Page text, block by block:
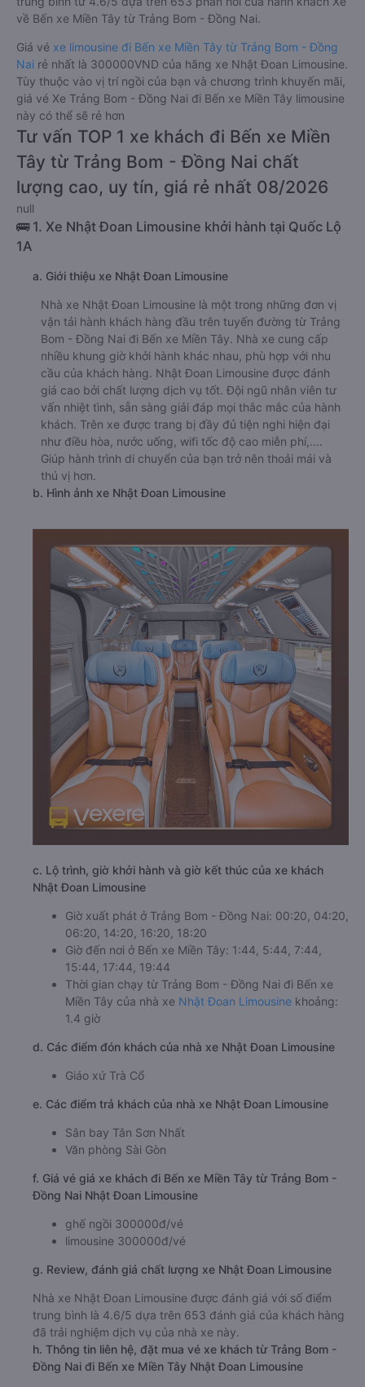
về Bến xe Miền Tây từ Trảng Bom - Đồng Nai.
Giá vé xe limousine đi Bến xe Miền Tây từ Trảng Bom - Đồng
Nai rẻ nhất là 300000VND của hãng xe Nhật Đoan Limousine.
Tùy thuộc vào vị trí ngồi của bạn và chương trình khuyến mãi,
giá vé Xe Trảng Bom - Đồng Nai đi Bến xe Miền Tây limousine
này có thể sẽ rẻ hơn
Tư vấn TOP 1 xe khách đi Bến xe Miền
Tây từ Trảng Bom - Đồng Nai chất
lượng cao, uy tín, giá rẻ nhất 08/2026
null
🚌 1. Xe Nhật Đoan Limousine khởi hành tại Quốc Lộ
1A
a. Giới thiệu xe Nhật Đoan Limousine
Nhà xe Nhật Đoan Limousine là một trong những đơn vị
vận tải hành khách hàng đầu trên tuyến đường từ Trảng
Bom - Đồng Nai đi Bến xe Miền Tây. Nhà xe cung cấp
nhiều khung giờ khởi hành khác nhau, phù hợp với nhu
cầu của khách hàng. Nhật Đoan Limousine được đánh
giá cao bởi chất lượng dịch vụ tốt. Đội ngũ nhân viên tư
vấn nhiệt tình, sẵn sàng giải đáp mọi thắc mắc của hành
khách. Trên xe được trang bị đầy đủ tiện nghi hiện đại
như điều hòa, nước uống, wifi tốc độ cao miễn phí,....
Giúp hành trình di chuyển của bạn trở nên thoải mái và
thú vị hơn.
b. Hình ảnh xe Nhật Đoan Limousine
c. Lộ trình, giờ khởi hành và giờ kết thúc của xe khách
Nhật Đoan Limousine
Giờ xuất phát ở Trảng Bom - Đồng Nai: 00:20, 04:20,
06:20, 14:20, 16:20, 18:20
Giờ đến nơi ở Bến xe Miền Tây: 1:44, 5:44, 7:44,
15:44, 17:44, 19:44
Thời gian chạy từ Trảng Bom - Đồng Nai đi Bến xe
Miền Tây của nhà xe Nhật Đoan Limousine khoảng:
1.4 giờ
d. Các điểm đón khách của nhà xe Nhật Đoan Limousine
Giáo xứ Trà Cổ
e. Các điểm trả khách của nhà xe Nhật Đoan Limousine
Sân bay Tân Sơn Nhất
Văn phòng Sài Gòn
f. Giá vé giá xe khách đi Bến xe Miền Tây từ Trảng Bom -
Đồng Nai Nhật Đoan Limousine
ghế ngồi 300000đ/vé
limousine 300000đ/vé
g. Review, đánh giá chất lượng xe Nhật Đoan Limousine
Nhà xe Nhật Đoan Limousine được đánh giá với số điểm
trung bình là 4.6/5 dựa trên 653 đánh giá của khách hàng
đã trải nghiệm dịch vụ của nhà xe này.
h. Thông tin liên hệ, đặt mua vé xe khách từ Trảng Bom -
Đồng Nai đi Bến xe Miền Tây Nhật Đoan Limousine